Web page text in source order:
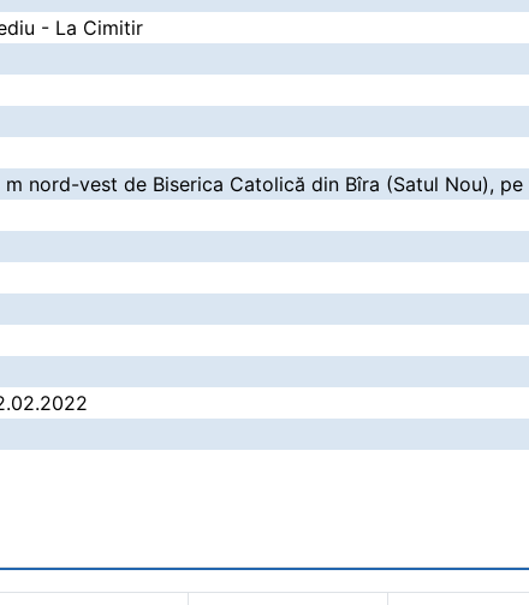
- La Cimitir
nord-vest de Biserica Catolică din Bîra (Satul Nou),